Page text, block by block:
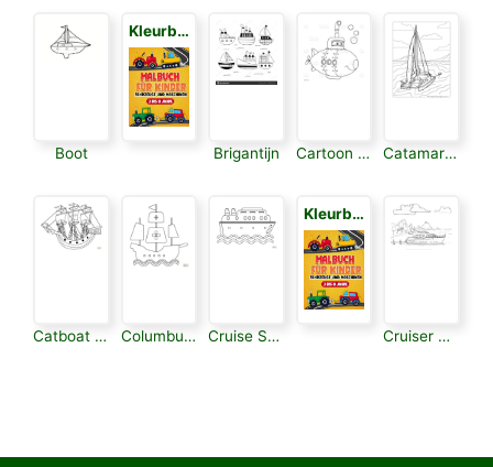
Boot
Kleurboek voor Kinderen 3
Brigantijn Cartoon Schip Catamaran
Catboat Zeilboot Columbus Schip Cruise Schip
Kleurboek voor Kinderen 3
Cruiser Boot